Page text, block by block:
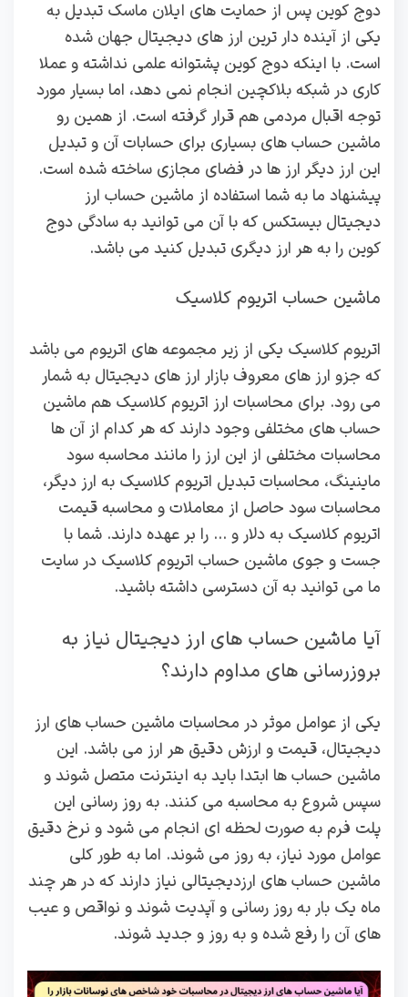
دوج کوین پس از حمایت های ایلان ماسک تبدیل به
یکی از آینده دار ترین ارز های دیجیتال جهان شده
است. با اینکه دوج کوین پشتوانه علمی نداشته و عملا
کاری در شبکه بلاکچین انجام نمی دهد، اما بسیار مورد
توجه اقبال مردمی هم قرار گرفته است. از همین رو
ماشین حساب های بسیاری برای حسابات آن و تبدیل
این ارز دیگر ارز ها در فضای مجازی ساخته شده است.
پیشنهاد ما به شما استفاده از ماشین حساب ارز
دیجیتال بیستکس که با آن می توانید به سادگی دوج
کوین را به هر ارز دیگری تبدیل کنید می باشد.
ماشین حساب اتریوم کلاسیک
اتریوم کلاسیک یکی از زیر مجموعه های اتریوم می باشد
که جزو ارز های معروف بازار ارز های دیجیتال به شمار
می رود. برای محاسبات ارز اتریوم کلاسیک هم ماشین
حساب های مختلفی وجود دارند که هر کدام از آن ها
محاسبات مختلفی از این ارز را مانند محاسبه سود
ماینینگ، محاسبات تبدیل اتریوم کلاسیک به ارز دیگر،
محاسبات سود حاصل از معاملات و محاسبه قیمت
اتریوم کلاسیک به دلار و … را بر عهده دارند. شما با
جست و جوی ماشین حساب اتریوم کلاسیک در سایت
ما می توانید به آن دسترسی داشته باشید.
آیا ماشین‌ حساب‌ های ارز دیجیتال نیاز به
بروزرسانی‌ های مداوم دارند؟
یکی از عوامل موثر در محاسبات ماشین حساب های ارز
دیجیتال، قیمت و ارزش دقیق هر ارز می باشد. این
ماشین حساب ها ابتدا باید به اینترنت متصل شوند و
سپس شروع به محاسبه می کنند. به روز رسانی این
پلت فرم به صورت لحظه ای انجام می شود و نرخ دقیق
عوامل مورد نیاز، به روز می شوند. اما به طور کلی
ماشین حساب های ارزدیجیتالی نیاز دارند که در هر چند
ماه یک بار به روز رسانی و آپدیت شوند و نواقص و عیب
های آن را رفع شده و به روز و جدید شوند.